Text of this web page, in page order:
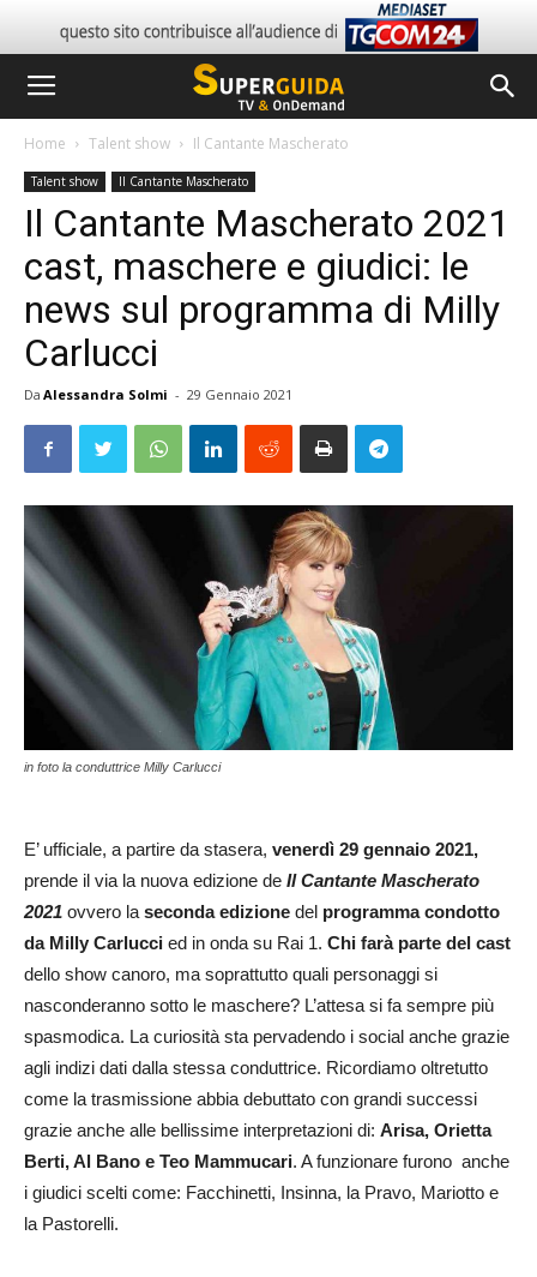
Home Talent show Il Cantante Mascherato
Talent show Il Cantante Mascherato
Il Cantante Mascherato 2021
cast, maschere e giudici: le
news sul programma di Milly
Carlucci
Da Alessandra Solmi - 29 Gennaio 2021
in foto la conduttrice Milly Carlucci
E’ ufficiale, a partire da stasera, venerdì 29 gennaio 2021,
prende il via la nuova edizione de Il Cantante Mascherato
2021 ovvero la seconda edizione del programma condotto
da Milly Carlucci ed in onda su Rai 1. Chi farà parte del cast
dello show canoro, ma soprattutto quali personaggi si
nasconderanno sotto le maschere? L’attesa si fa sempre più
spasmodica. La curiosità sta pervadendo i social anche grazie
agli indizi dati dalla stessa conduttrice. Ricordiamo oltretutto
come la trasmissione abbia debuttato con grandi successi
grazie anche alle bellissime interpretazioni di: Arisa, Orietta
Berti, Al Bano e Teo Mammucari. A funzionare furono anche
i giudici scelti come: Facchinetti, Insinna, la Pravo, Mariotto e
la Pastorelli.